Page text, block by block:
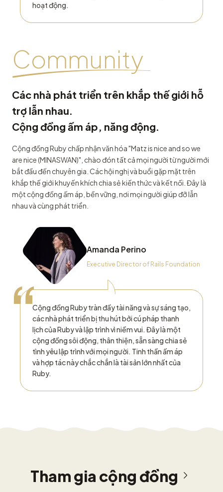
hoạt động.
Community
Các nhà phát triển trên khắp thế giới hỗ
trợ lẫn nhau.
Cộng đồng ấm áp, năng động.
Cộng đồng Ruby chấp nhận văn hóa "Matz is nice and so we
are nice (MINASWAN)", chào đón tất cả mọi người từ người mới
bắt đầu đến chuyên gia. Các hội nghị và buổi gặp mặt trên
khắp thế giới khuyến khích chia sẻ kiến thức và kết nối. Đây là
một cộng đồng ấm áp, bền vững, nơi mọi người giúp đỡ lẫn
nhau và cùng phát triển.
“Cộng đồng Ruby tràn đầy tài năng và sự sáng tạo,
các nhà phát triển bị thu hút bởi cú pháp thanh
lịch của Ruby và lập trình vì niềm vui. Đây là một
cộng đồng sôi động, thân thiện, sẵn sàng chia sẻ
tình yêu lập trình với mọi người. Tinh thần ấm áp
và hợp tác này chắc chắn là tài sản lớn nhất của
Ruby.
Amanda Perino
Executive Director of Rails Foundation
Tham gia cộng đồng